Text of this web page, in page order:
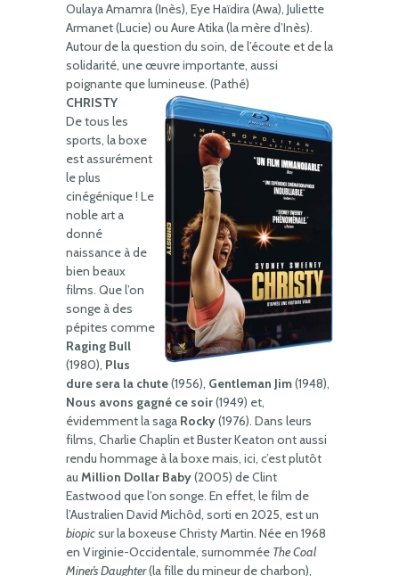
Oulaya Amamra (Inès), Eye Haïdira (Awa), Juliette
Armanet (Lucie) ou Aure Atika (la mère d’Inès).
Autour de la question du soin, de l’écoute et de la
solidarité, une œuvre importante, aussi
poignante que lumineuse. (Pathé)
CHRISTY
De tous les
sports, la boxe
est assurément
le plus
cinégénique ! Le
noble art a
donné
naissance à de
bien beaux
films. Que l’on
songe à des
pépites comme
Raging Bull
(1980), Plus
dure sera la chute(1956), Gentleman Jim(1948),
Nous avons gagné ce soir(1949) et,
évidemment la saga Rocky(1976). Dans leurs
films, Charlie Chaplin et Buster Keaton ont aussi
rendu hommage à la boxe mais, ici, c’est plutôt
au Million Dollar Baby(2005) de Clint
Eastwood que l’on songe. En effet, le film de
l’Australien David Michôd, sorti en 2025, est un
biopicsur la boxeuse Christy Martin. Née en 1968
en Virginie-Occidentale, surnommée The Coal
Miner’s Daughter(la fille du mineur de charbon),